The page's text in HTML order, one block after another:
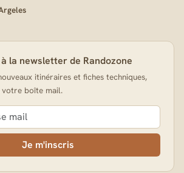
la newsletter de Randozone
itinéraires et fiches techniques,
boîte mail.
Je m'inscris